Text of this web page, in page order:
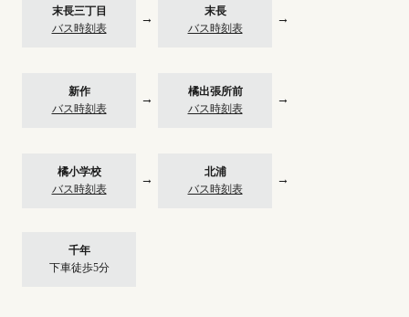
末長三丁目
バス時刻表
→
末長
バス時刻表
→
新作
バス時刻表
→
橘出張所前
バス時刻表
→
橘小学校
バス時刻表
→
北浦
バス時刻表
→
千年
下車徒歩5分